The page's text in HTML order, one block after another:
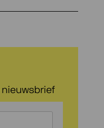
nieuwsbrief